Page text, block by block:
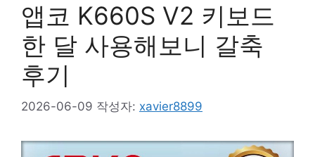
앱코 K660S V2 키보드
한 달 사용해보니 갈축
후기
2026-06-09 작성자: xavier8899